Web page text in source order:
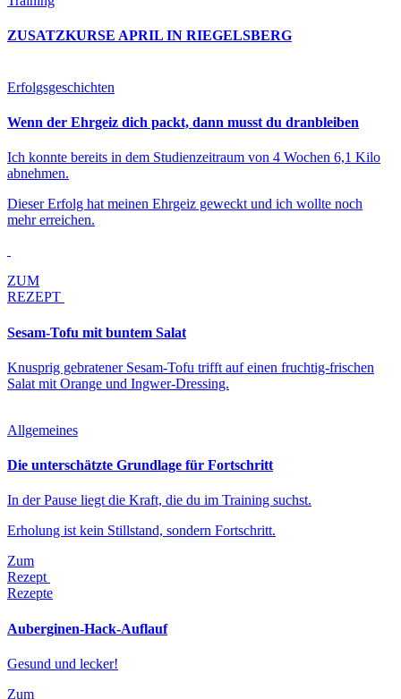
ZUSATZKURSE APRIL IN RIEGELSBERG
Erfolgsgeschichten
Wenn der Ehrgeiz dich packt, dann musst du dranbleiben
Ich konnte bereits in dem Studienzeitraum von 4 Wochen 6,1 Kilo
abnehmen.
Dieser Erfolg hat meinen Ehrgeiz geweckt und ich wollte noch
mehr erreichen.
ZUM
REZEPT
Sesam-Tofu mit buntem Salat
Knusprig gebratener Sesam-Tofu trifft auf einen fruchtig-frischen
Salat mit Orange und Ingwer-Dressing.
Allgemeines
Die unterschätzte Grundlage für Fortschritt
In der Pause liegt die Kraft, die du im Training suchst.
Erholung ist kein Stillstand, sondern Fortschritt.
Zum
Rezept
Rezepte
Auberginen-Hack-Auflauf
Gesund und lecker!
Zum